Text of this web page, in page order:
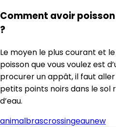
Comment avoir
?
Le moyen le plus courant et
poisson que vous voulez est
procurer un appât, il faut
petits points noirs dans le
d’eau.
animalbrascrossingeaunew